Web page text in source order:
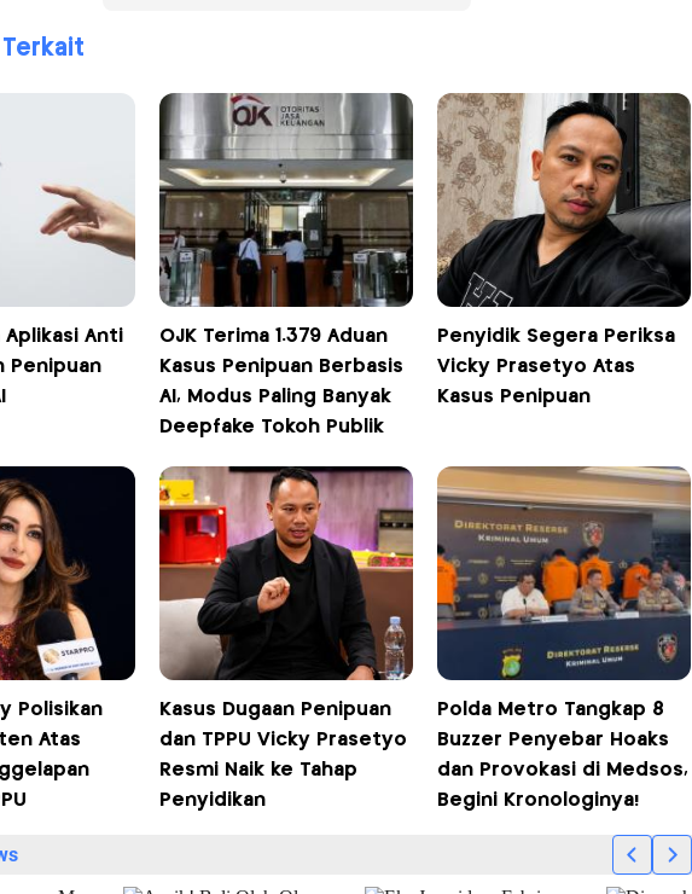
Aplikasi Anti
Penipuan
OJK Terima 1.379 Aduan
Kasus Penipuan Berbasis
AI, Modus Paling Banyak
Deepfake Tokoh Publik
Penyidik Segera Periksa
Vicky Prasetyo Atas
Kasus Penipuan
Polisikan
Atas
Kasus Dugaan Penipuan
dan TPPU Vicky Prasetyo
Resmi Naik ke Tahap
Penyidikan
Polda Metro Tangkap 8
Buzzer Penyebar Hoaks
dan Provokasi di Medsos,
Begini Kronologinya!